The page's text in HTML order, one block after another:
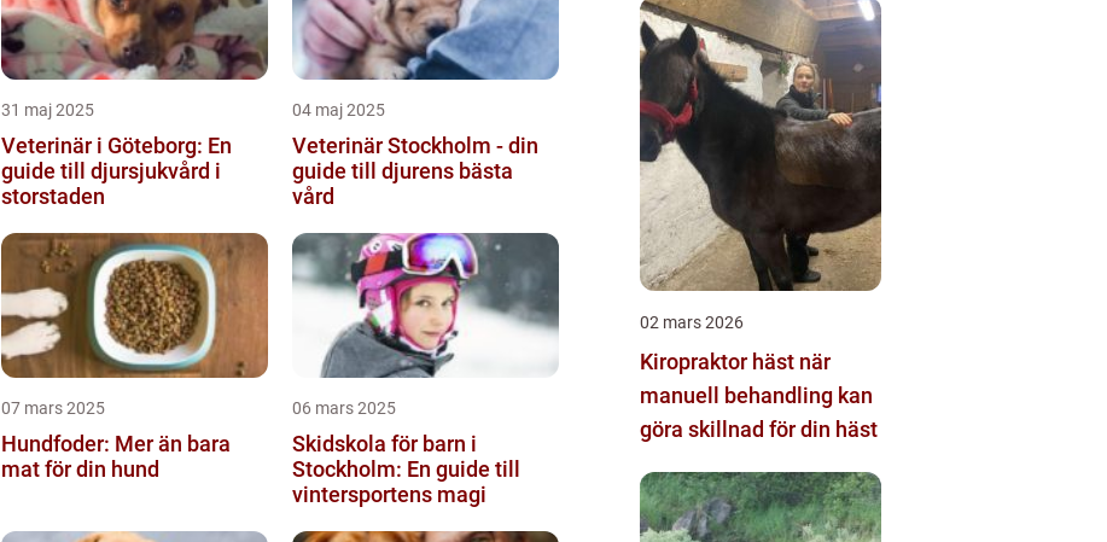
31 maj 2025
Veterinär i Göteborg: En
guide till djursjukvård i
storstaden
04 maj 2025
Veterinär Stockholm - din
guide till djurens bästa
vård
07 mars 2025
Hundfoder: Mer än bara
mat för din hund
06 mars 2025
Skidskola för barn i
Stockholm: En guide till
vintersportens magi
02 mars 2026
Kiropraktor häst när
manuell behandling kan
göra skillnad för din häst